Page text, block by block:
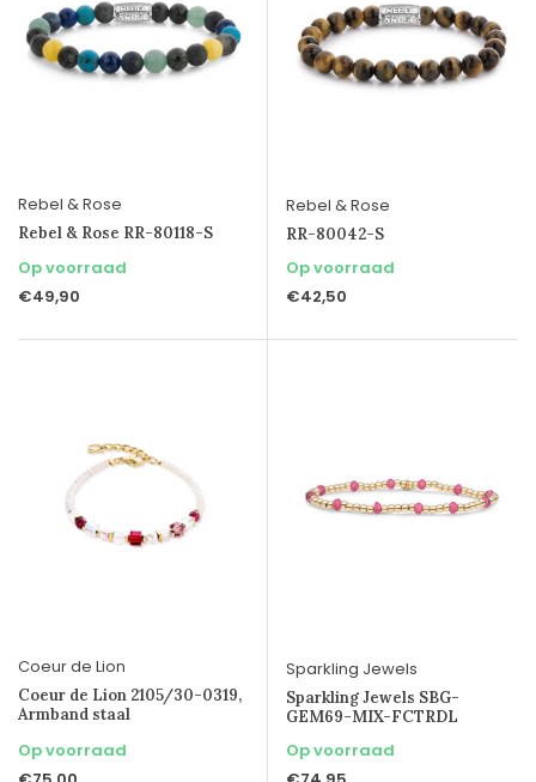
Rebel & Rose
Rebel & Rose RR-80118-S
Op voorraad
€49,90
Rebel & Rose
RR-80042-S
Op voorraad
€42,50
Coeur de Lion
Coeur de Lion 2105/30-0319,
Armband staal
Op voorraad
Sparkling Jewels
Sparkling Jewels SBG-
GEM69-MIX-FCTRDL
Op voorraad